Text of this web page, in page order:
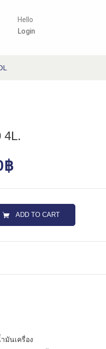
Hello
Login
4L.
฿
ADD TO CART
มันเครื่อง